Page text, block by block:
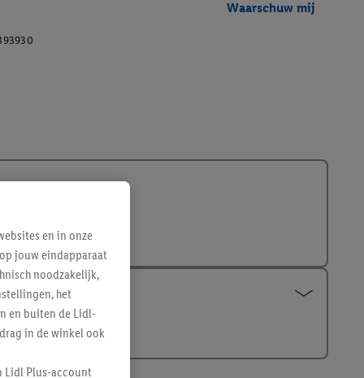
Waarschuw mij
en in onze
jouw eindapparaat
noodzakelijk,
het
en buiten de Lidl-
in de winkel ook
Lidl Plus-account